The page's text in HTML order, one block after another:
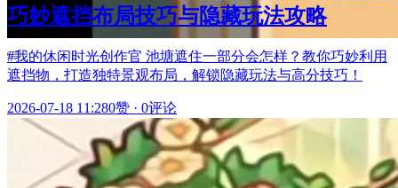
巧妙遮挡布局技巧与隐藏玩法攻略
#我的休闲时光创作官 池塘遮住一部分会怎样？教你巧妙利用
遮挡物，打造独特景观布局，解锁隐藏玩法与高分技巧！
2026-07-18 11:280赞 · 0评论